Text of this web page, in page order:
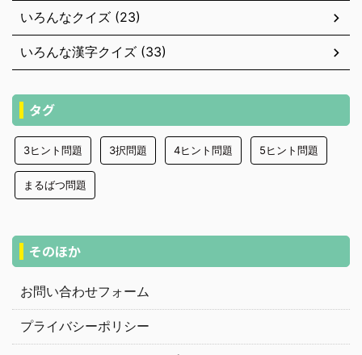
いろんなクイズ (23)
いろんな漢字クイズ (33)
タグ
3ヒント問題 3択問題 4ヒント問題 5ヒント問題
まるばつ問題
そのほか
お問い合わせフォーム
プライバシーポリシー